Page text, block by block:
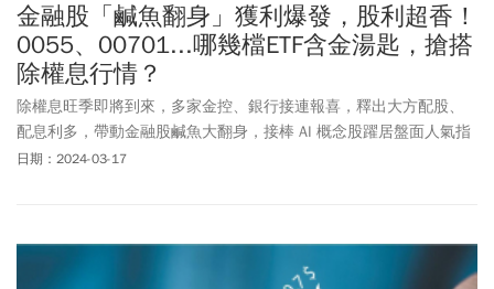
金融股「鹹魚翻身」獲利爆發，股利超香！
0055、00701...哪幾檔ETF含金湯匙，搶搭
除權息行情？
除權息旺季即將到來，多家金控、銀行接連報喜，釋出大方配股、
配息利多，帶動金融股鹹魚大翻身，接棒 AI 概念股躍居盤面人氣指
標，存股族除了追逐高殖利率金融股外，投資人亦可透過 8 檔「含
日期：2024-03-17